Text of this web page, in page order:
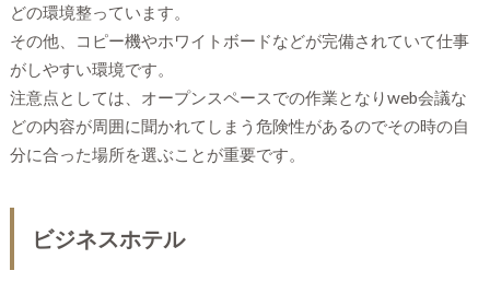
どの環境整っています。
その他、コピー機やホワイトボードなどが完備されていて仕事
がしやすい環境です。
注意点としては、オープンスペースでの作業となりweb会議な
どの内容が周囲に聞かれてしまう危険性があるのでその時の自
分に合った場所を選ぶことが重要です。
ビジネスホテル